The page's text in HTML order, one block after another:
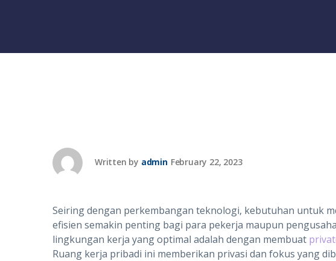
Written by admin February 22, 2023
Seiring dengan perkembangan teknologi, kebutuhan untuk
efisien semakin penting bagi para pekerja maupun
lingkungan kerja yang optimal adalah dengan membuat
Ruang kerja pribadi ini memberikan privasi dan fokus yang